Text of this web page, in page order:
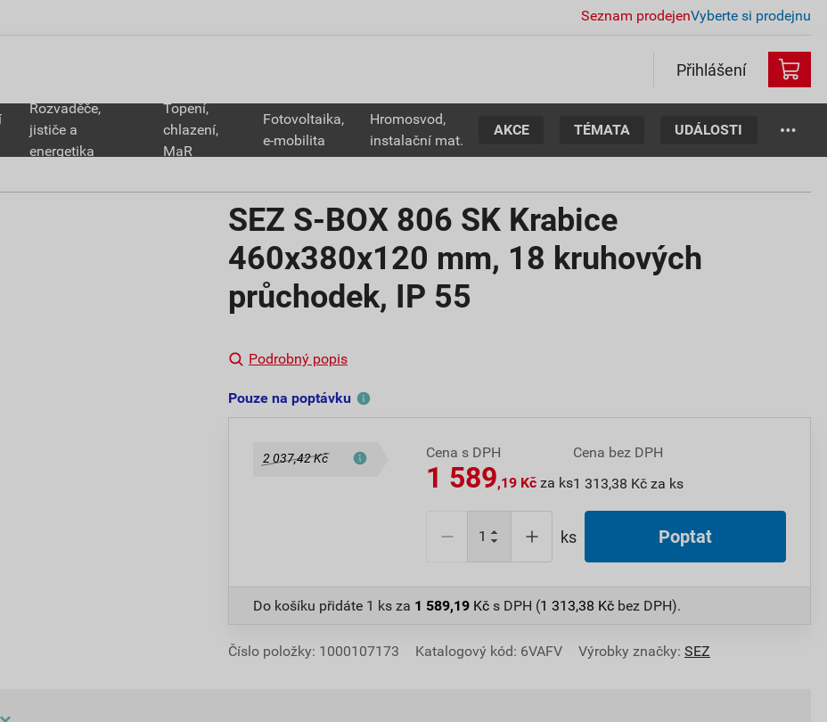
Seznam prodejenVyberte si prodejnu
Přihlášení
Rozvaděče,
jističe a
energetika
Topení,
chlazení,
MaR
Fotovoltaika,
e-mobilita
Hromosvod,
instalační mat.
AKCE TÉMATA UDÁLOSTI
SEZ S-BOX 806 SK Krabice
460x380x120 mm, 18 kruhových
průchodek, IP 55
Podrobný popis
Pouze na poptávku
2 037,42 Kč Cena s DPH
1 589,19 Kč za ks
Cena bez DPH
1 313,38 Kč za ks
ks Poptat
Do košíku přidáte 1 ks za 1 589,19 Kč s DPH (1 313,38 Kč bez DPH).
Číslo položky: 1000107173 Katalogový kód: 6VAFV Výrobky značky: SEZ